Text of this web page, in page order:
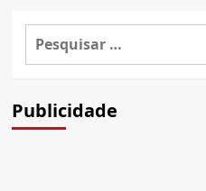
Pesquisar
Publicidade